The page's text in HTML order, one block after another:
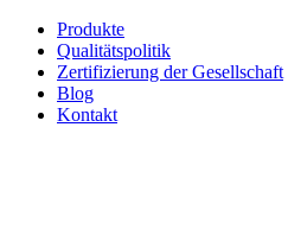
Produkte
Qualitätspolitik
Zertifizierung der Gesellschaft
Blog
Kontakt